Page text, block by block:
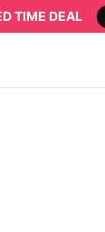
TIME DEAL